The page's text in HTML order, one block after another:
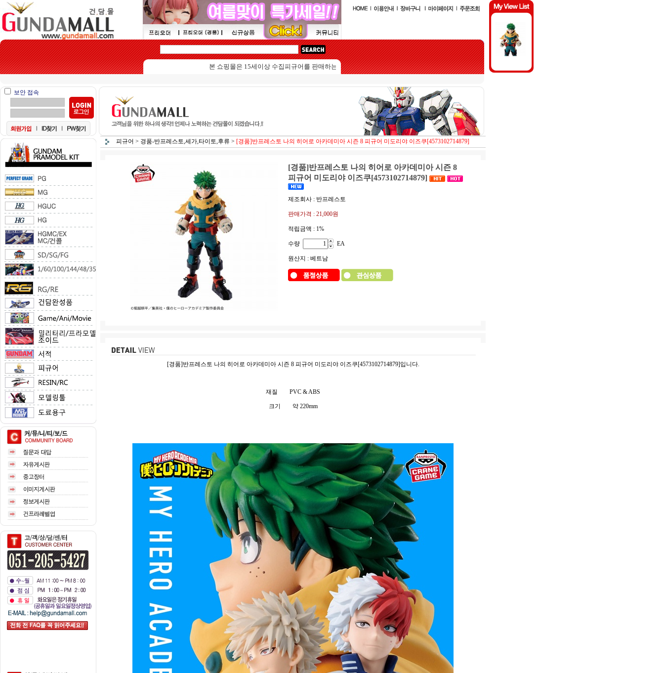
본 쇼핑몰은 15세이상 수집피규어를 판매하는 쇼핑몰입니다.
보안 접속
피규어 > 경품-반프레스토,세가,타이토,후류 > [경품]반프레스토 나의 히어로 아카데미아 시즌 8 피규어 미도리야 이즈쿠[4573102714879]
[경품]반프레스토 나의 히어로 아카데미아 시즌 8
피규어 미도리야 이즈쿠[4573102714879]
제조회사 : 반프레스토
판매가격 : 21,000원
적립금액 : 1%
수량 EA
원산지 : 베트남
[경품]반프레스토 나의 히어로 아카데미아 시즌 8 피규어 미도리야 이즈쿠[4573102714879]입니다.
재질 PVC & ABS
크기 약 220mm